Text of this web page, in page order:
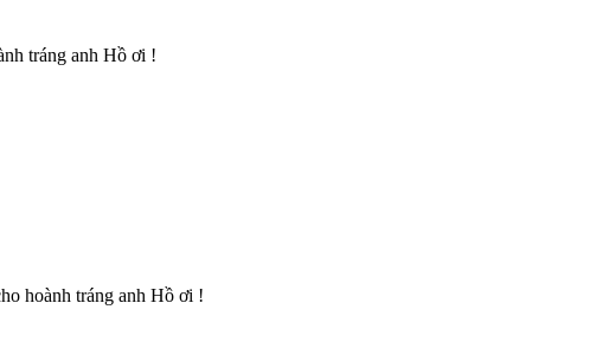
tráng anh Hồ ơi !
hoành tráng anh Hồ ơi !